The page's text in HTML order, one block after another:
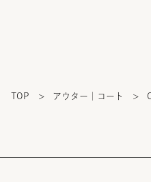
TOP > アウター｜コート >